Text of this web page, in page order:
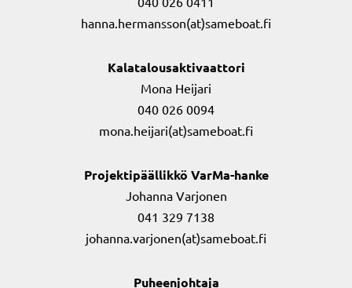
hanna.hermansson(at)sameboat.fi
Kalatalousaktivaattori
Mona Heijari
040 026 0094
mona.heijari(at)sameboat.fi
Projektipäällikkö VarMa-hanke
Johanna Varjonen
041 329 7138
johanna.varjonen(at)sameboat.fi
Puheenjohtaja